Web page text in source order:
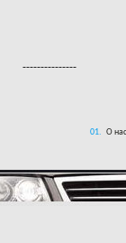
---------------
01. О нас